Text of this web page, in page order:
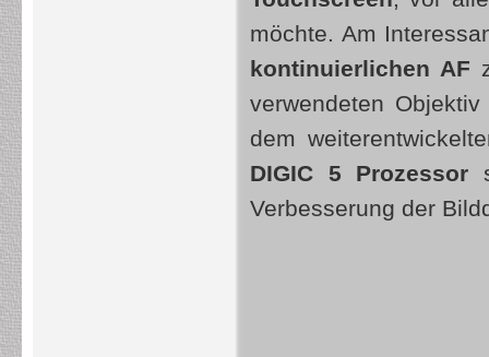
möchte. Am
kontinuierlichen AF
verwendeten
dem
DIGIC 5 Prozessor
Verbesserung der